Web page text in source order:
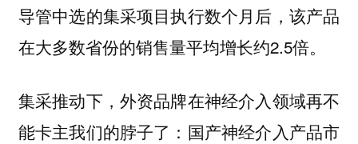
导管中选的集采项目执行数个月后，该产品
在大多数省份的销售量平均增长约2.5倍。
集采推动下，外资品牌在神经介入领域再不
能卡主我们的脖子了：国产神经介入产品市